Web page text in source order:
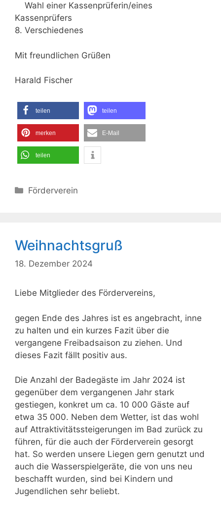
Wahl einer Kassenprüferin/eines
Kassenprüfers
8. Verschiedenes
Mit freundlichen Grüßen
Harald Fischer
teilen teilen
merken E-Mail
teilen
Kategorien
Förderverein
Weihnachtsgruß
18. Dezember 2024
Liebe Mitglieder des Fördervereins,
gegen Ende des Jahres ist es angebracht, inne
zu halten und ein kurzes Fazit über die
vergangene Freibadsaison zu ziehen. Und
dieses Fazit fällt positiv aus.
Die Anzahl der Badegäste im Jahr 2024 ist
gegenüber dem vergangenen Jahr stark
gestiegen, konkret um ca. 10 000 Gäste auf
etwa 35 000. Neben dem Wetter, ist das wohl
auf Attraktivitätssteigerungen im Bad zurück zu
führen, für die auch der Förderverein gesorgt
hat. So werden unsere Liegen gern genutzt und
auch die Wasserspielgeräte, die von uns neu
beschafft wurden, sind bei Kindern und
Jugendlichen sehr beliebt.